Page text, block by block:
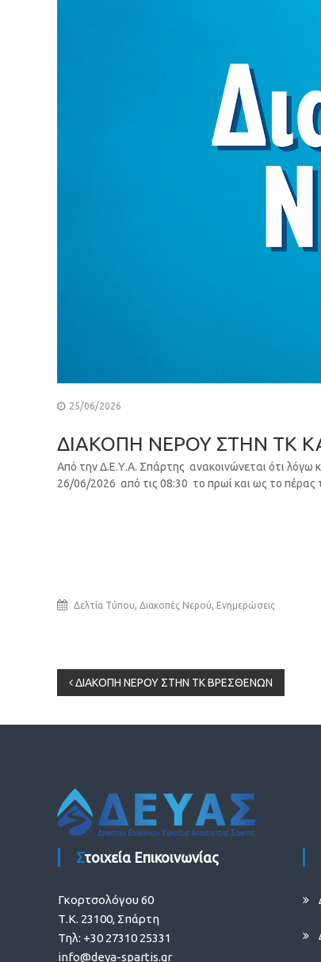
25/06/2026
ΔΙΑΚΟΠΗ ΝΕΡΟΥ ΣΤΗΝ ΤΚ
Από την Δ.Ε.Υ.Α. Σπάρτης ανακοινώνεται ότι λόγω
26/06/2026 από τις 08:30 το πρωί και ως το πέρας
Δελτία Τύπου, Διακοπές Νερού, Ενημερώσεις
Πλοήγηση
άρθρων
ΔΙΑΚΟΠΗ ΝΕΡΟΥ ΣΤΗΝ ΤΚ ΒΡΕΣΘΕΝΩΝ
Στοιχεία Επικοινωνίας
Γκορτσολόγου 60
Τ.Κ. 23100, Σπάρτη
Τηλ: +30 27310 25331
info@deya-spartis.gr